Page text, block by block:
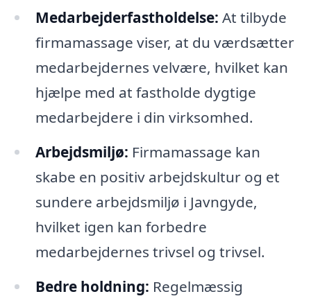
Medarbejderfastholdelse: At tilbyde
firmamassage viser, at du værdsætter
medarbejdernes velvære, hvilket kan
hjælpe med at fastholde dygtige
medarbejdere i din virksomhed.
Arbejdsmiljø: Firmamassage kan
skabe en positiv arbejdskultur og et
sundere arbejdsmiljø i Javngyde,
hvilket igen kan forbedre
medarbejdernes trivsel og trivsel.
Bedre holdning: Regelmæssig